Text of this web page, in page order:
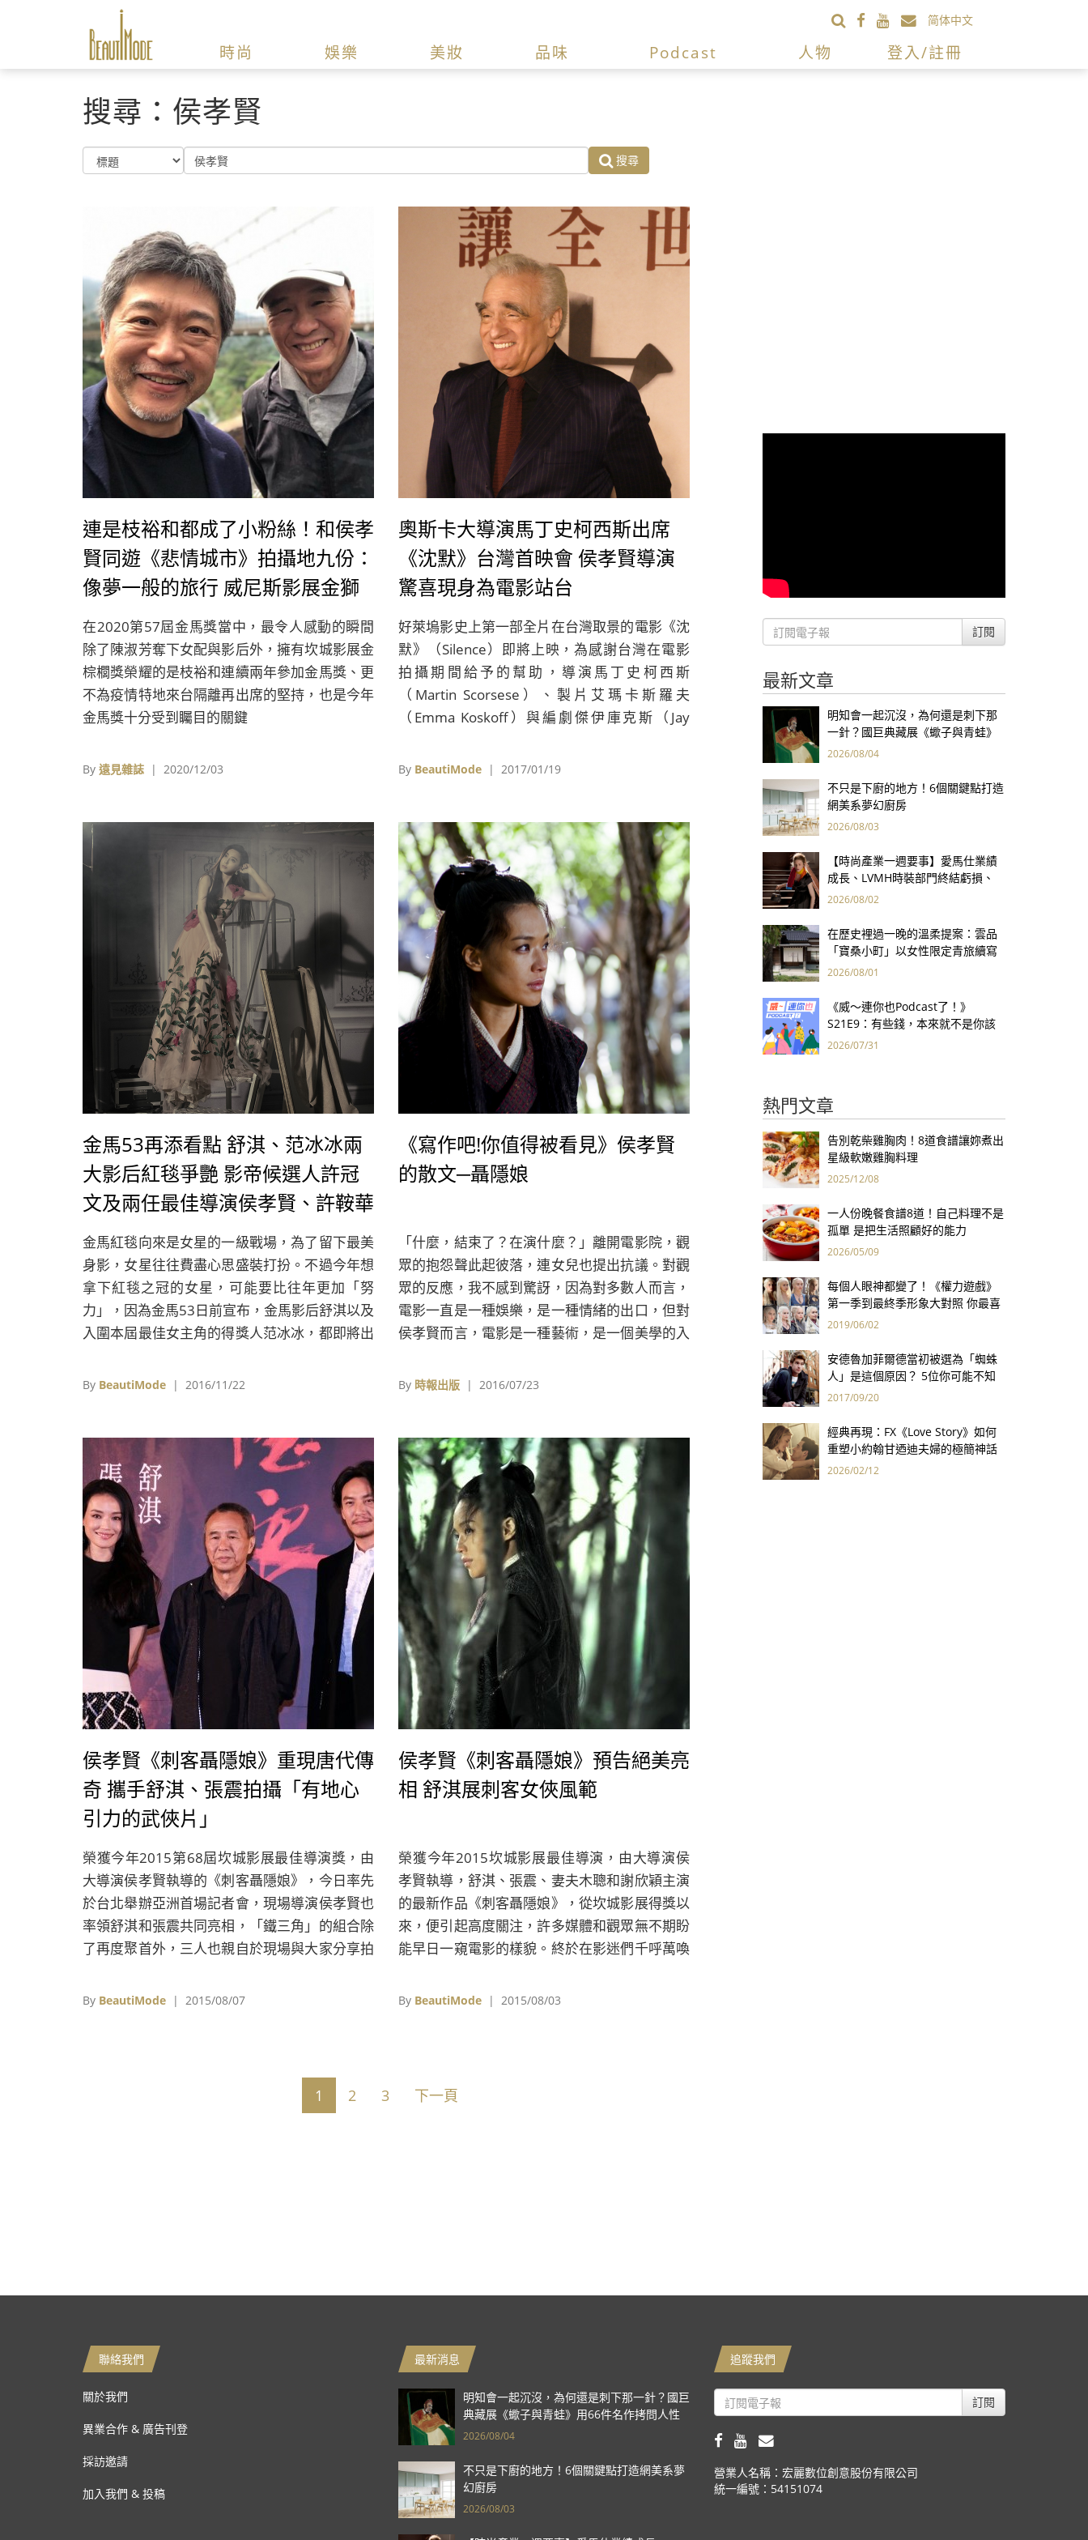
简体中文
時尚 娛樂 美妝 品味 Podcast 人物 登入/註冊
搜尋：侯孝賢
搜尋
連是枝裕和都成了小粉絲！和侯孝
賢同遊《悲情城市》拍攝地九份：
像夢一般的旅行 威尼斯影展金獅
獎得主與坎城影展金棕櫚得主的旅
程
在2020第57屆金馬獎當中，最令人感動的瞬間
除了陳淑芳奪下女配與影后外，擁有坎城影展金
棕櫚獎榮耀的是枝裕和連續兩年參加金馬獎、更
不為疫情特地來台隔離再出席的堅持，也是今年
金馬獎十分受到矚目的關鍵
By 遠見雜誌 | 2020/12/03
奧斯卡大導演馬丁史柯西斯出席
《沈默》台灣首映會 侯孝賢導演
驚喜現身為電影站台
好萊塢影史上第一部全片在台灣取景的電影《沈
默》（Silence）即將上映，為感謝台灣在電影
拍攝期間給予的幫助，導演馬丁史柯西斯
（Martin Scorsese）、製片艾瑪卡斯羅夫
（Emma Koskoff）與編劇傑伊庫克斯（Jay
會。
By BeautiMode | 2017/01/19
金馬53再添看點 舒淇、范冰冰兩
大影后紅毯爭艷 影帝候選人許冠
文及兩任最佳導演侯孝賢、許鞍華
出任頒獎嘉賓
金馬紅毯向來是女星的一級戰場，為了留下最美
身影，女星往往費盡心思盛裝打扮。不過今年想
拿下紅毯之冠的女星，可能要比往年更加「努
力」，因為金馬53日前宣布，金馬影后舒淇以及
入圍本屆最佳女主角的得獎人范冰冰，都即將出
By BeautiMode | 2016/11/22
《寫作吧!你值得被看見》侯孝賢
的散文─聶隱娘
「什麼，結束了？在演什麼？」離開電影院，觀
眾的抱怨聲此起彼落，連女兒也提出抗議。對觀
眾的反應，我不感到驚訝，因為對多數人而言，
電影一直是一種娛樂，是一種情緒的出口，但對
侯孝賢而言，電影是一種藝術，是一個美學的入
「把《聶隱娘》當『散文』看，不要再把電影當
By 時報出版 | 2016/07/23
侯孝賢《刺客聶隱娘》重現唐代傳
奇 攜手舒淇、張震拍攝「有地心
引力的武俠片」
榮獲今年2015第68屆坎城影展最佳導演獎，由
大導演侯孝賢執導的《刺客聶隱娘》，今日率先
於台北舉辦亞洲首場記者會，現場導演侯孝賢也
率領舒淇和張震共同亮相，「鐵三角」的組合除
了再度聚首外，三人也親自於現場與大家分享拍
By BeautiMode | 2015/08/07
侯孝賢《刺客聶隱娘》預告絕美亮
相 舒淇展刺客女俠風範
榮獲今年2015坎城影展最佳導演，由大導演侯
孝賢執導，舒淇、張震、妻夫木聰和謝欣穎主演
的最新作品《刺客聶隱娘》，從坎城影展得獎以
來，便引起高度關注，許多媒體和觀眾無不期盼
能早日一窺電影的樣貌。終於在影迷們千呼萬喚
光，絕美壯闊的畫面和精彩的武打過招，盡顯
By BeautiMode | 2015/08/03
1 2 3 下一頁
訂閱
最新文章
明知會一起沉沒，為何還是刺下那
一針？國巨典藏展《蠍子與青蛙》
用66件名作拷問人性
2026/08/04
不只是下廚的地方！6個關鍵點打造
網美系夢幻廚房
2026/08/03
【時尚產業一週要事】愛馬仕業績
成長、LVMH時裝部門終結虧損、
Kering轉型策略初現成效、Prada
2026/08/02
在歷史裡過一晚的溫柔提案：雲品
「寶桑小町」以女性限定青旅續寫
台東老屋記憶
2026/08/01
《威～連你也Podcast了！》
S21E9：有些錢，本來就不是你該
賺的——讀《一個投機者的告白》
2026/07/31
熱門文章
告別乾柴雞胸肉！8道食譜讓妳煮出
星級軟嫩雞胸料理
2025/12/08
一人份晚餐食譜8道！自己料理不是
孤單 是把生活照顧好的能力
2026/05/09
每個人眼神都變了！《權力遊戲》
第一季到最終季形象大對照 你最喜
歡誰的大結局？
2019/06/02
安德魯加菲爾德當初被選為「蜘蛛
人」是這個原因？ 5位你可能不知
道的大明星特殊才能！
2017/09/20
經典再現：FX《Love Story》如何
重塑小約翰甘迺迪夫婦的極簡神話
2026/02/12
聯絡我們
關於我們
異業合作 & 廣告刊登
採訪邀請
加入我們 & 投稿
最新消息
明知會一起沉沒，為何還是刺下那一針？國巨
典藏展《蠍子與青蛙》用66件名作拷問人性
2026/08/04
不只是下廚的地方！6個關鍵點打造網美系夢
幻廚房
2026/08/03
追蹤我們
訂閱
營業人名稱：宏麗數位創意股份有限公司
統一編號：54151074